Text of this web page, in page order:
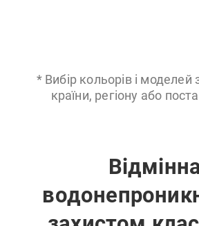
* Вибір кольорів і моделей
країни, регіону або